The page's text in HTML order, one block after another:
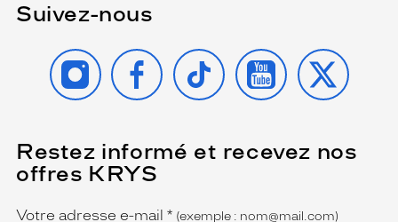
Suivez-nous
INSTAGRAMFACEBOOK
TIKTOK YOUTUBE
X
Restez informé et recevez nos
offres KRYS
Name
Votre adresse e-mail *
(Ce
champ
est
(exemple : nom@mail.com)